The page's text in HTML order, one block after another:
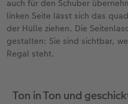
auch für den Schuber
linken Seite lässt sich das
der Hülle ziehen. Die
gestalten: Sie sind sichtbar,
Regal steht.
Ton in Ton und